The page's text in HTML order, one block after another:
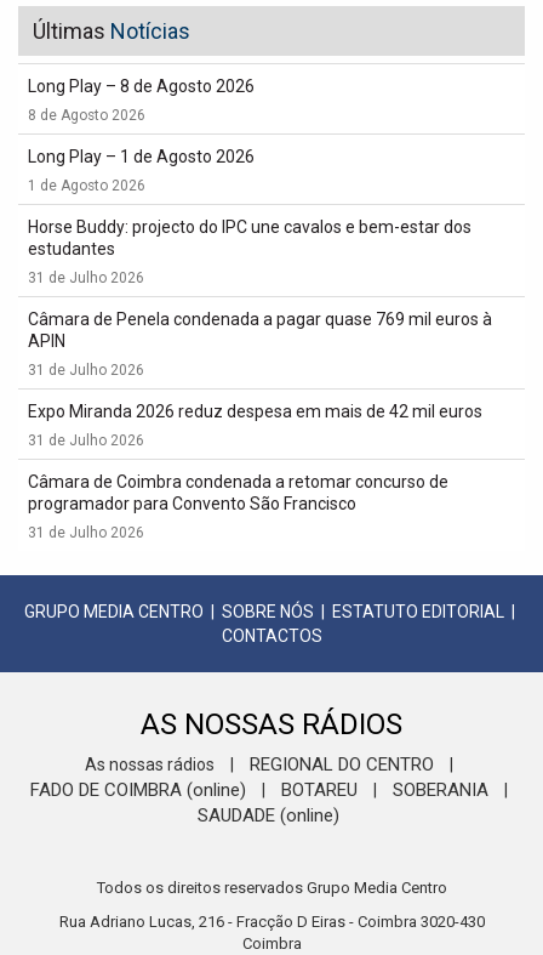
Últimas Notícias
Long Play – 8 de Agosto 2026
8 de Agosto 2026
Long Play – 1 de Agosto 2026
1 de Agosto 2026
Horse Buddy: projecto do IPC une cavalos e bem-estar dos
estudantes
31 de Julho 2026
Câmara de Penela condenada a pagar quase 769 mil euros à
APIN
31 de Julho 2026
Expo Miranda 2026 reduz despesa em mais de 42 mil euros
31 de Julho 2026
Câmara de Coimbra condenada a retomar concurso de
programador para Convento São Francisco
31 de Julho 2026
GRUPO MEDIA CENTRO SOBRE NÓS ESTATUTO EDITORIAL
CONTACTOS
AS NOSSAS RÁDIOS
As nossas rádios REGIONAL DO CENTRO
FADO DE COIMBRA (online) BOTAREU SOBERANIA
SAUDADE (online)
Todos os direitos reservados Grupo Media Centro
Rua Adriano Lucas, 216 - Fracção D Eiras - Coimbra 3020-430
Coimbra